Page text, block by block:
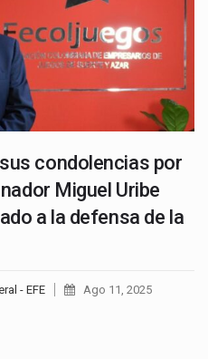
condolencias por
Miguel Uribe
a la defensa de la
- EFE Ago 11, 2025